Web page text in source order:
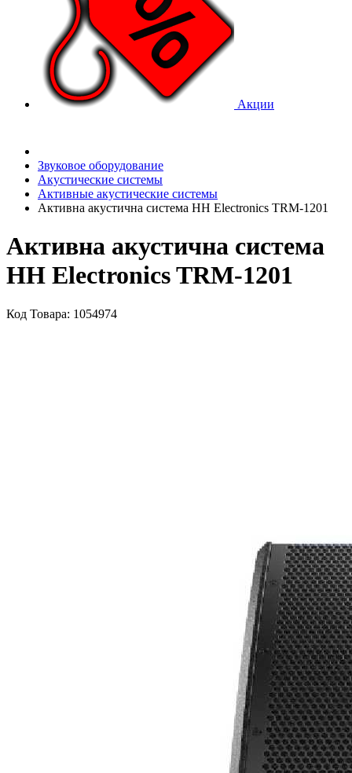
Акции
Звуковое оборудование
Акустические системы
Активные акустические системы
Активна акустична система HH Electronics TRM-1201
Активна акустична система
HH Electronics TRM-1201
Код Товара: 1054974